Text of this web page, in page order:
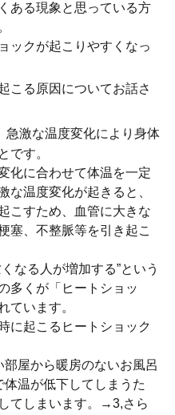
ある現象と思っている方
ックが起こりやすくなっ
こる原因についてお話さ
急激な温度変化により身体
です。
化に合わせて体温を一定
な温度変化が起きると、
こすため、血管に大きな
塞、不整脈等を引き起こ
なる人が増加する”という
多くが「ヒートショッ
ています。
に起こるヒートショック
屋から暖房のないお風呂
温が低下してしまうた
てしまいます。→3,さら